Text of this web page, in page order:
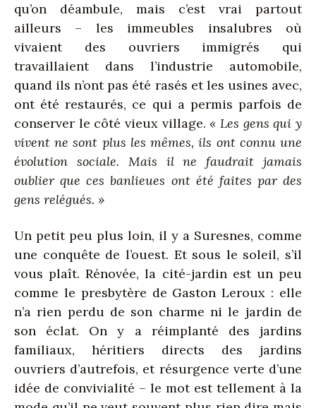
qu’on déambule, mais c’est vrai partout
ailleurs – les immeubles insalubres où
vivaient des ouvriers immigrés qui
travaillaient dans l’industrie automobile,
quand ils n’ont pas été rasés et les usines avec,
ont été restaurés, ce qui a permis parfois de
conserver le côté vieux village.« Les gens qui y
vivent ne sont plus les mêmes, ils ont connu une
évolution sociale. Mais il ne faudrait jamais
oublier que ces banlieues ont été faites par des
gens relégués. »
Un petit peu plus loin, il y a Suresnes, comme
une conquête de l’ouest. Et sous le soleil, s’il
vous plaît. Rénovée, la cité-jardin est un peu
comme le presbytère de Gaston Leroux : elle
n’a rien perdu de son charme ni le jardin de
son éclat. On y a réimplanté des jardins
familiaux, héritiers directs des jardins
ouvriers d’autrefois, et résurgence verte d’une
idée de convivialité – le mot est tellement à la